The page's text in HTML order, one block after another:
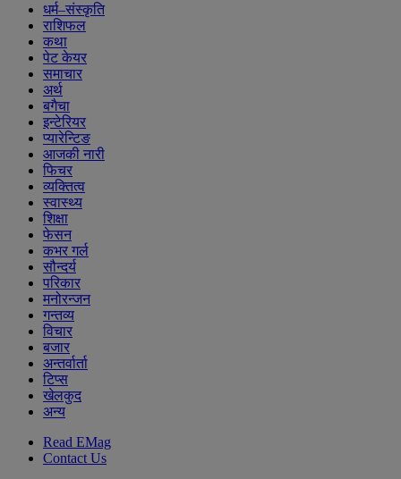
धर्म–संस्कृति
राशिफल
कथा
पेट केयर
समाचार
अर्थ
बगैचा
इन्टेरियर
प्यारेन्टिङ
आजकी नारी
फिचर
व्यक्तित्व
स्वास्थ्य
शिक्षा
फेसन
कभर गर्ल
सौन्दर्य
परिकार
मनोरन्जन
गन्तव्य
विचार
बजार
अन्तर्वार्ता
टिप्स
खेलकुद
अन्य
Read EMag
Contact Us